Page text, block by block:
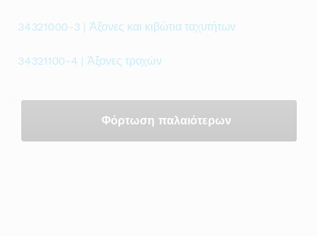
34321000-3 | Άξονες και κιβώτια ταχυτήτων
34321100-4 | Άξονες τροχών
Φόρτωση παλαιότερων